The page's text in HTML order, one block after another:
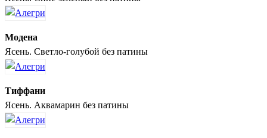
Модена
Ясень. Светло-голубой без патины
Тиффани
Ясень. Аквамарин без патины